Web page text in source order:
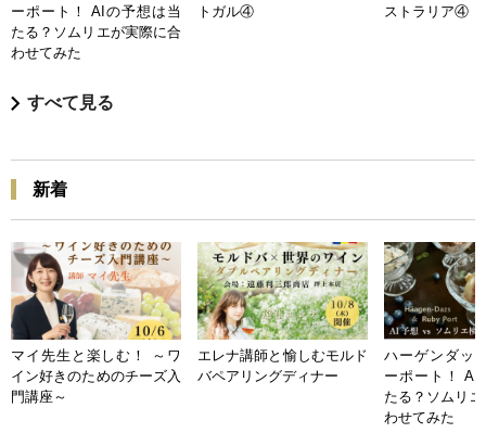
ーポート！ AIの予想は当
たる？ソムリエが実際に合
わせてみた
トガル④
ストラリア④
すべて見る
新着
マイ先生と楽しむ！ ～ワ
イン好きのためのチーズ入
門講座～
エレナ講師と愉しむモルド
バペアリングディナー
ハーゲンダッ
ーポート！ AI
たる？ソムリ
わせてみた